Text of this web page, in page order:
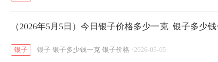
（2026年5月5日）今日银子价格多少一克_银子多少
银子 银子 银子多少钱一克 银子价格 · 2026-05-05